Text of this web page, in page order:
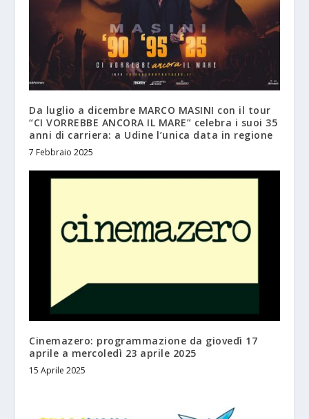
Da luglio a dicembre MARCO MASINI con il tour
“CI VORREBBE ANCORA IL MARE” celebra i suoi 35
anni di carriera: a Udine l’unica data in regione
7 Febbraio 2025
Cinemazero: programmazione da giovedì 17
aprile a mercoledì 23 aprile 2025
15 Aprile 2025